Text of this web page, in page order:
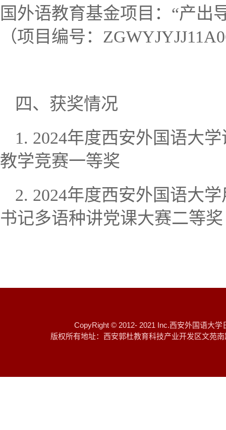
国外语教育基金项目： “产出
（项目编号：
四、 获奖情况
1. 2024年度西安外国语大学
教学竞赛一等奖
2. 2024年度西安外国语大学
书记多语种讲党课大赛二等奖
CopyRight © 2012- 2021 Inc.西安
版权所有地址：西安郭杜教育科技产业开发区文苑